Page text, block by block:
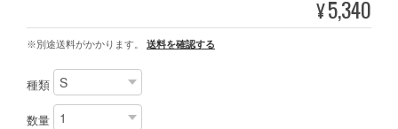
¥5,340
※別途送料がかかります。 送料を確認する
種類
数量